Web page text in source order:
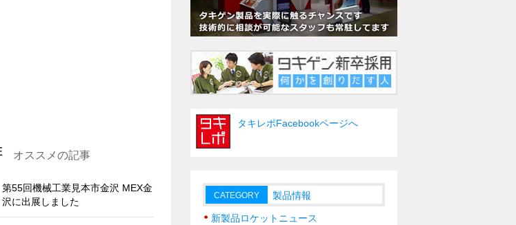
オススメの記事
第55回機械工業見本市金沢 MEX金
沢に出展しました
タキレポFacebookページへ
CATEGORY 製品情報
新製品ロケットニュース